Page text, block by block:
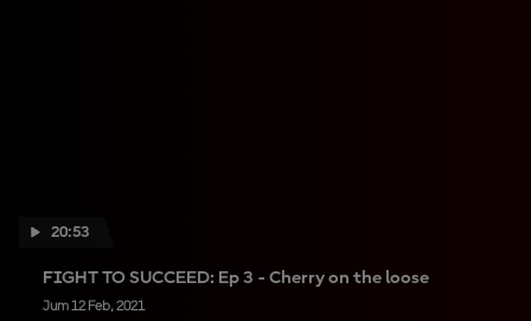
20:53
FIGHT TO SUCCEED: Ep 3 - Cherry on the loose
Jum 12 Feb, 2021